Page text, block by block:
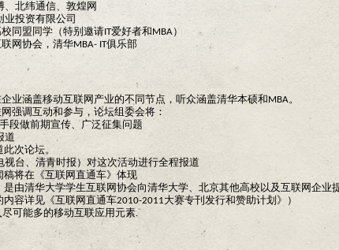
、北纬通信、敦煌网
业投资有限公司
同盟同学（特别邀请IT爱好者和MBA）
网协会，清华MBA- IT俱乐部
业涵盖移动互联网产业的不同节点，听众涵盖清华本硕和MBA。
强调互动和参与，论坛组委会将：
段做前期宣传、广泛征集问题
道
次论坛。
视台、清青时报）对这次活动进行全程报道
稿将在《互联网直通车》体现
是由清华大学学生互联网协会向清华大学、北京其他高校以及互联网企
容详见《互联网直通车2010-2011大赛专刊发行和赞助计划》）
可能多的移动互联应用元素.